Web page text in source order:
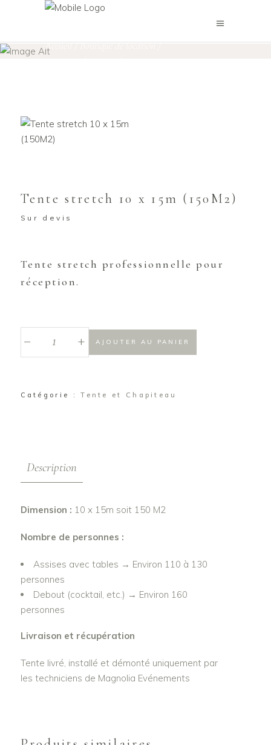
Accueil/Boutique de location/
Tente stretch 10 x 15m (150M2)
Sur devis
Tente stretch professionnelle pour
réception.
15m
+ AJOUTER AU PANIER
Catégorie :Tente et Chapiteau
Description
Dimension : 10 x 15m soit 150 M2
Nombre de personnes :
Assises avec tables → Environ 110 à 130
personnes
Debout (cocktail, etc.) → Environ 160
personnes
Livraison et récupération
Tente livré, installé et démonté uniquement par
les techniciens de Magnolia Evénements